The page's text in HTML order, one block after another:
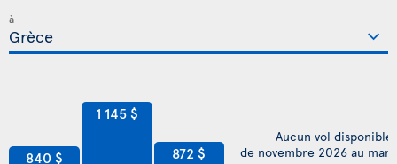
à
840 $
1 145 $
872 $
Aucun vol disponible
de novembre 2026 au